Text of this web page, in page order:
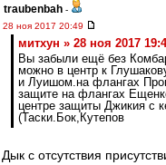
traubenbah -
28 ноя 2017 20:49
митхун » 28 ноя 2017
Вы забыли ещё без
можно в центр к
и Луишом.на флангах
защите на флангах
центре защиты Джикия с
(Таски.Бок,Кутепов
Дык с отсутствия